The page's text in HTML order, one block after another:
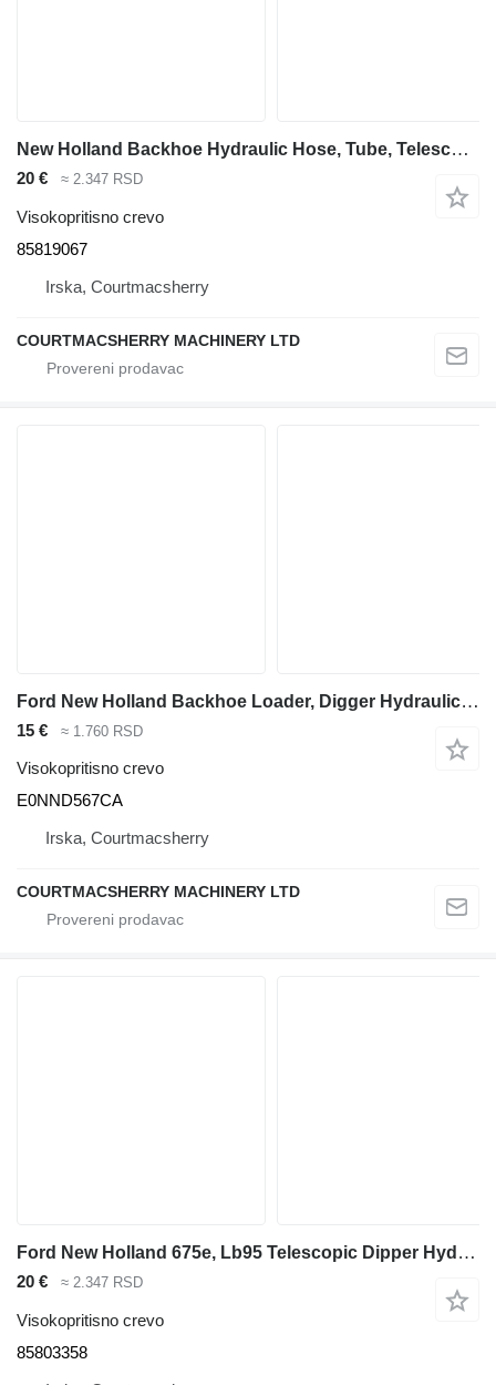
New Holland Backhoe Hydraulic Hose, Tube, Telescopic Arm Operation 85812215 85819067 visokopritisno crevo za bagera-utovarivača
20 € ≈ 2.347 RSD
Visokopritisno crevo
85819067
Irska, Courtmacsherry
COURTMACSHERRY MACHINERY LTD
Ford New Holland Backhoe Loader, Digger Hydraulic Hose, Tube E0nnd567 E0NND567CA visokopritisno crevo za bagera-utovarivača
15 € ≈ 1.760 RSD
Visokopritisno crevo
E0NND567CA
Irska, Courtmacsherry
COURTMACSHERRY MACHINERY LTD
Ford New Holland 675e, Lb95 Telescopic Dipper Hydraulic Hose 85803358 visokopritisno crevo za bagera-utovarivača
20 € ≈ 2.347 RSD
Visokopritisno crevo
85803358